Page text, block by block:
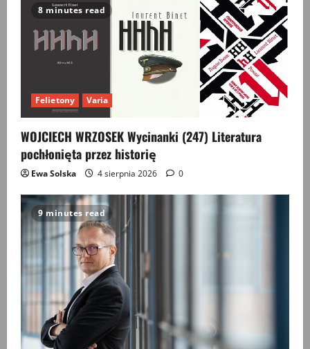
8 minutes read
Felietony Varia
WOJCIECH WRZOSEK Wycinanki (247) Literatura
pochłonięta przez historię
Ewa Solska 4 sierpnia 2026 0
9 minutes read